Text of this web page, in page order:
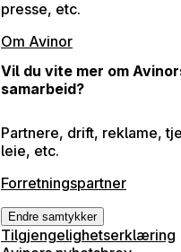
presse, etc.
Om Avinor
Vil du vite mer om
samarbeid?
Partnere, drift, reklame,
leie, etc.
Forretningspartner
Endre samtykker
Tilgjengelighetserklæring